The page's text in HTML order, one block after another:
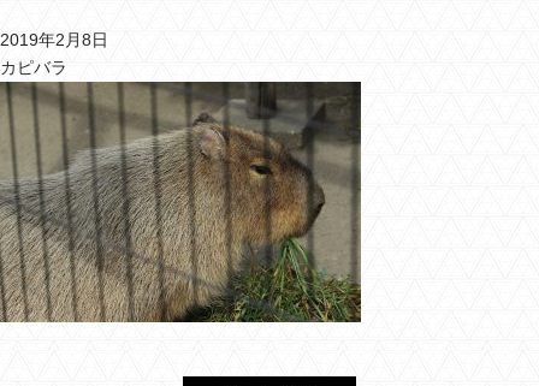
バー ウッディについて
メニュー＆料金
おすすめカクテル
交通のご案内
フォトギャラリー
2019年2月8日
カピバラ